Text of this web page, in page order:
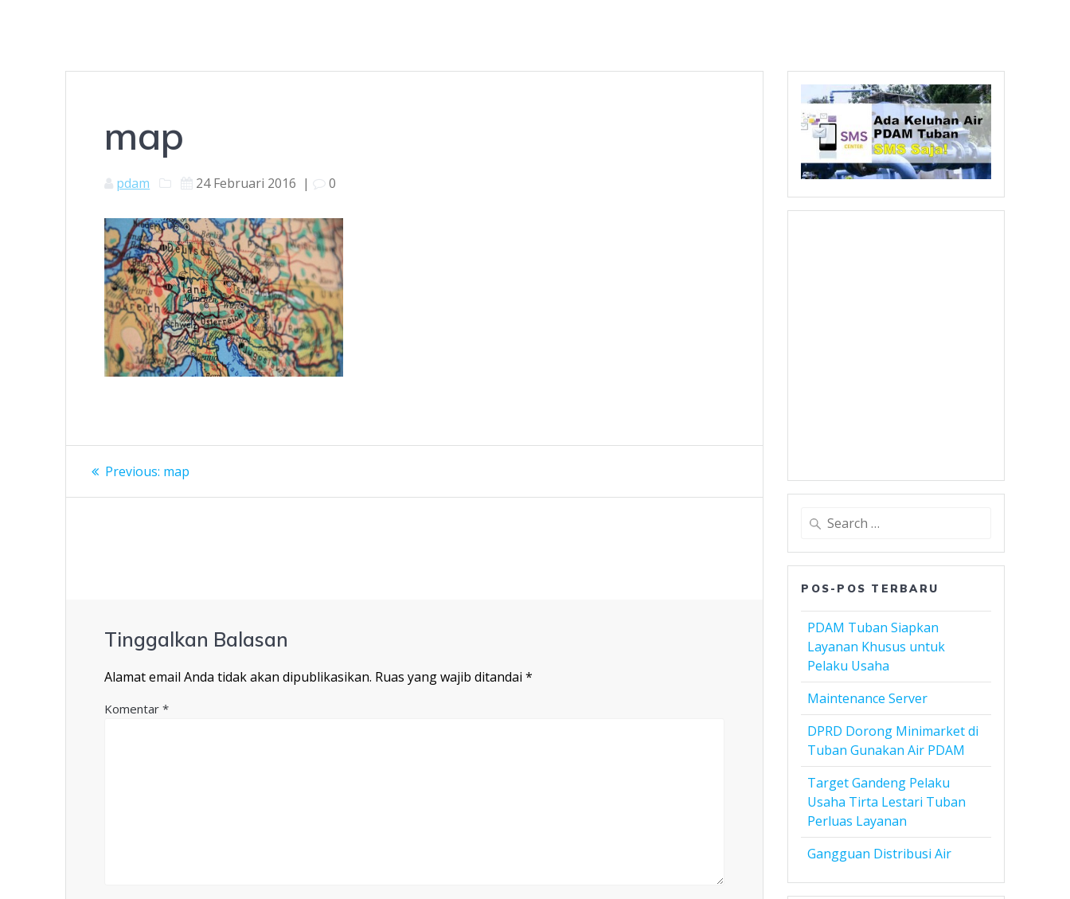
map
pdam 24 Februari 2016 | 0
Navigasi
pos
Previous: Previous
map
Tinggalkan Balasan
Alamat email Anda tidak akan dipublikasikan. Ruas yang wajib ditandai*
Komentar*
Search
POS-POS TERBARU
PDAM Tuban Siapkan
Layanan Khusus untuk
Pelaku Usaha
Maintenance Server
DPRD Dorong Minimarket di
Tuban Gunakan Air PDAM
Target Gandeng Pelaku
Usaha Tirta Lestari Tuban
Perluas Layanan
Gangguan Distribusi Air